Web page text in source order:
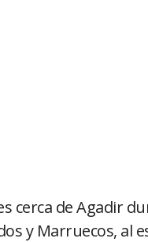
cerca de Agadir
y Marruecos, al